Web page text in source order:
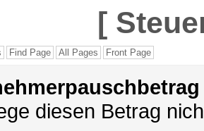
[
Find Page All Pages Front Page
diesen Betrag